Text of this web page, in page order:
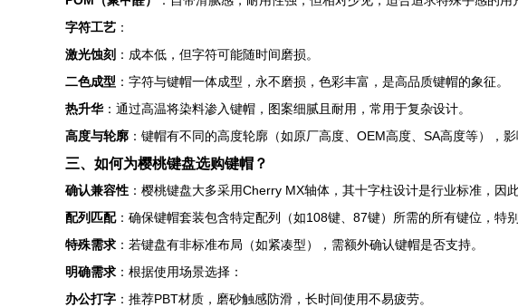
字符工艺 ：
激光蚀刻 ：成本低，但字符可能随时间磨损。
二色成型 ：字符与键帽一体成型，永不磨损，色彩丰富，是高品质键帽的象征。
热升华：通过高温将染料渗入键帽，图案细腻且耐用，常用于复杂设计。
高度与轮廓 ：键帽有不同的高度轮廓（如原厂高度、OEM高度、SA高度等），
三、如何为樱桃键盘选购键帽？
确认兼容性 ：樱桃键盘大多采用Cherry MX轴体，其十字柱设计是行业标准，因
配列匹配：确保键帽套装包含特定配列（如108键、87键）所需的所有键位，特
特殊需求 ：若键盘有非标准布局（如紧凑型），需额外确认键帽是否支持。
明确需求 ：根据使用场景选择：
办公打字 ：推荐PBT材质，磨砂触感防滑，长时间使用不易疲劳。